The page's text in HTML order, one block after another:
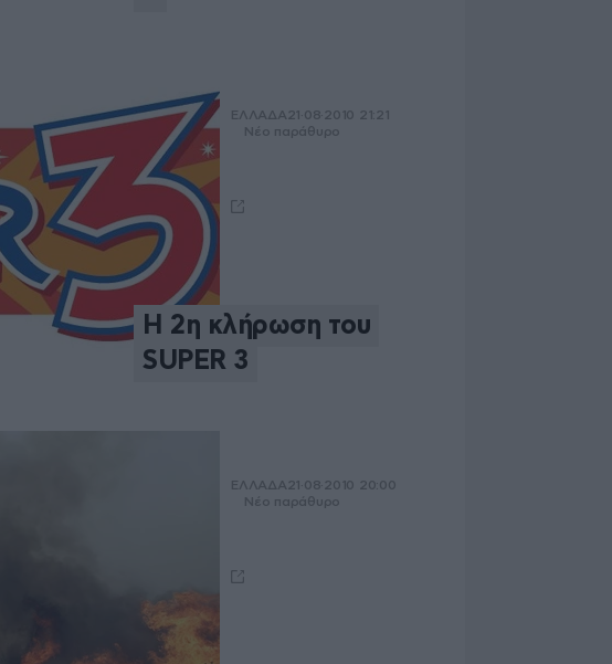
ΕΛΛΑΔΑ21·08·2010 21:21
Νέο παράθυρο
Η 2η κλήρωση του
SUPER 3
ΕΛΛΑΔΑ21·08·2010 20:00
Νέο παράθυρο